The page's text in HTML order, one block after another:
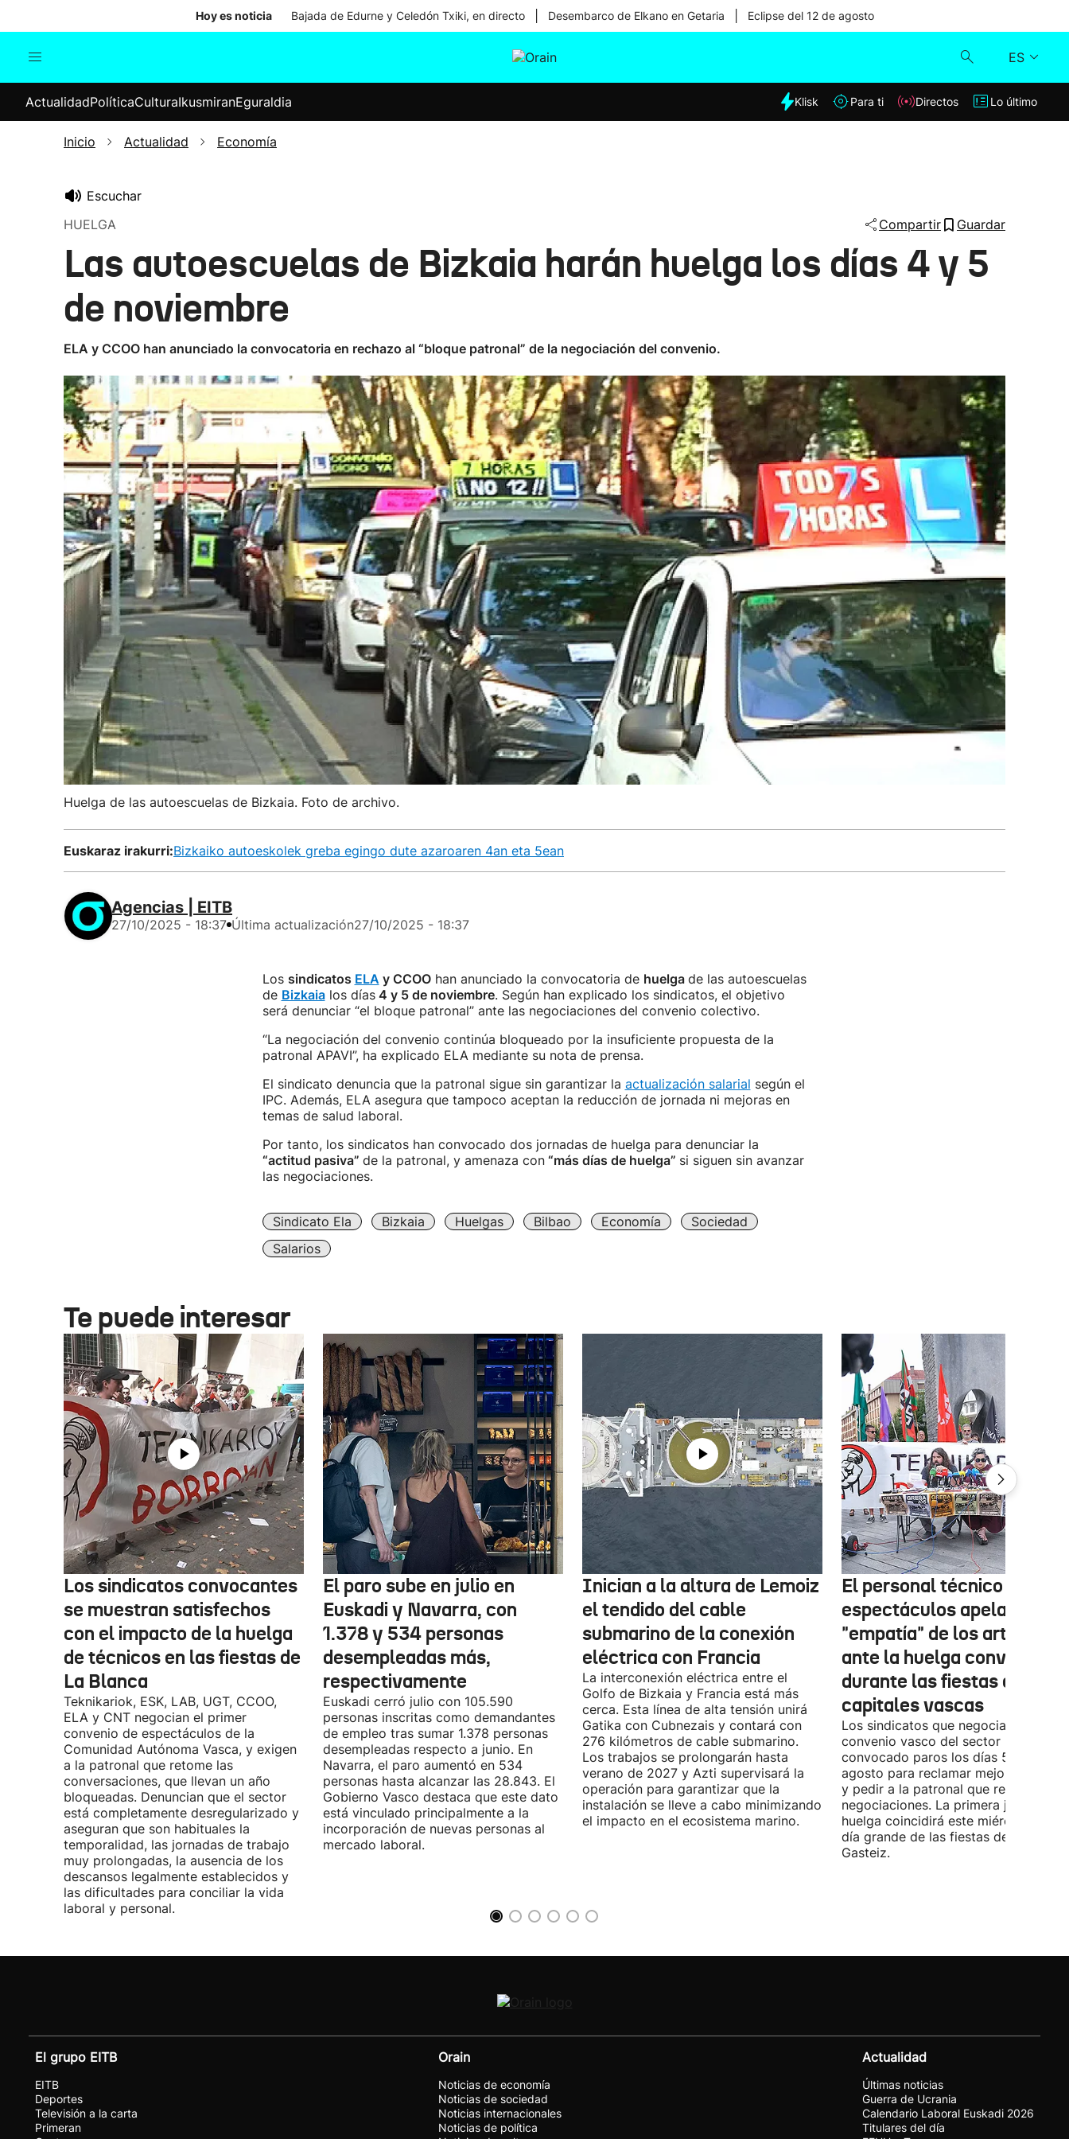
Hoy es noticia Bajada de Edurne y Celedón Txiki, en directo Desembarco de Elkano en Getaria Eclipse del 12 de agosto
ES
Internacional
Elecciones
Klisk
Lo último
ActualidadPolíticaCulturaIkusmiranEguraldia Klisk Para ti Directos Lo último
Inicio Actualidad Economía
Escuchar
HUELGA
Compartir Guardar
Las autoescuelas de Bizkaia harán huelga los días 4 y 5
de noviembre
ELA y CCOO han anunciado la convocatoria en rechazo al “bloque patronal” de la negociación del convenio.
Huelga de las autoescuelas de Bizkaia. Foto de archivo.
Euskaraz irakurri:Bizkaiko autoeskolek greba egingo dute azaroaren 4an eta 5ean
Agencias | EITB
27/10/2025 - 18:37 Última actualización27/10/2025 - 18:37
Los sindicatos ELA y CCOOhan anunciado la convocatoria de huelga de las autoescuelas
de Bizkaialos días4 y 5 de noviembre. Según han explicado los sindicatos, el objetivo
será denunciar “el bloque patronal” ante las negociaciones del convenio colectivo.
“La negociación del convenio continúa bloqueado por la insuficiente propuesta de la
patronal APAVI”, ha explicado ELA mediante su nota de prensa.
El sindicato denuncia que la patronal sigue sin garantizar la actualización salarial según el
IPC. Además, ELA asegura que tampoco aceptan la reducción de jornada ni mejoras en
temas de salud laboral.
Por tanto, los sindicatos han convocado dos jornadas de huelga para denunciar la
“actitud pasiva” de la patronal, y amenaza con“más días de huelga” si siguen sin avanzar
las negociaciones.
Sindicato Ela Bizkaia Huelgas Bilbao Economía
Sociedad
Salarios
Te puede interesar
Los sindicatos convocantes
se muestran satisfechos
con el impacto de la huelga
de técnicos en las fiestas de
La Blanca
Teknikariok, ESK, LAB, UGT, CCOO,
ELA y CNT negocian el primer
convenio de espectáculos de la
Comunidad Autónoma Vasca, y exigen
a la patronal que retome las
conversaciones, que llevan un año
bloqueadas. Denuncian que el sector
está completamente desregularizado y
aseguran que son habituales la
temporalidad, las jornadas de trabajo
muy prolongadas, la ausencia de los
descansos legalmente establecidos y
las dificultades para conciliar la vida
laboral y personal.
El paro sube en julio en
Euskadi y Navarra, con
1.378 y 534 personas
desempleadas más,
respectivamente
Euskadi cerró julio con 105.590
personas inscritas como demandantes
de empleo tras sumar 1.378 personas
desempleadas respecto a junio. En
Navarra, el paro aumentó en 534
personas hasta alcanzar las 28.843. El
Gobierno Vasco destaca que este dato
está vinculado principalmente a la
incorporación de nuevas personas al
mercado laboral.
Inician a la altura de Lemoiz
el tendido del cable
submarino de la conexión
eléctrica con Francia
La interconexión eléctrica entre el
Golfo de Bizkaia y Francia está más
cerca. Esta línea de alta tensión unirá
Gatika con Cubnezais y contará con
276 kilómetros de cable submarino.
Los trabajos se prolongarán hasta
verano de 2027 y Azti supervisará la
operación para garantizar que la
instalación se lleve a cabo minimizando
el impacto en el ecosistema marino.
El personal técnico de
espectáculos apela a la
"empatía" de los artistas
ante la huelga convocada
durante las fiestas de las
capitales vascas
Los sindicatos que negocian el
convenio vasco del sector han
convocado paros los días 5, 14 y 26
agosto para reclamar mejoras
y pedir a la patronal que retome las
negociaciones. La primera jornada de
huelga coincidirá este miércoles con
día grande de las fiestas de Vitoria-
Gasteiz.
El grupo EITB
EITB
Deportes
Televisión a la carta
Primeran
Orain
Noticias de economía
Noticias de sociedad
Noticias internacionales
Noticias de política
Actualidad
Últimas noticias
Guerra de Ucrania
Calendario Laboral Euskadi 2026
Titulares del día